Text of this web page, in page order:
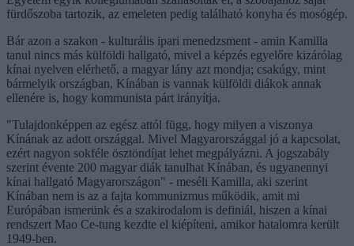
fürdőszoba tartozik, az emeleten pedig található konyha és mosógép.
Bár azon a szakon - kulturális ipari menedzsment - amin Kamilla
tanul nincs más külföldi hallgató, mivel a képzés egyelőre kizárólag
kínai nyelven elérhető, a magyar lány azt mondja; csakúgy, mint
bármelyik országban, Kínában is vannak külföldi diákok annak
ellenére is, hogy kommunista párt irányítja.
"Tulajdonképpen az egész attól függ, hogy milyen a viszonya
Kínának az adott országgal. Mivel Magyarországgal jó a kapcsolat,
ezért nagyon sokféle ösztöndíjat lehet megpályázni. A jogszabály
szerint évente 200 magyar diák tanulhat Kínában, és ugyanennyi
kínai hallgató Magyarországon" - meséli Kamilla, aki szerint
Kínában nem is az a fajta kommunizmus működik, amit mi
Európában ismerünk és a szakirodalom is definiál, hiszen a kínai
rendszert Mao Ce-tung kezdte el kiépíteni, amikor hatalomra került
1949-ben.